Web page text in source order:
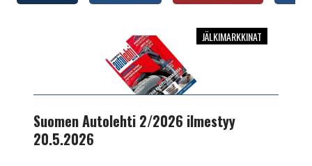
ilmestyy
JÄLKIMARKKINAT
Suomen Autolehti 2/2026 ilmestyy
20.5.2026